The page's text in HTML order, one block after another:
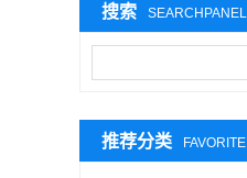
搜索 SEARCHPANEL
推荐分类 FAVORITE